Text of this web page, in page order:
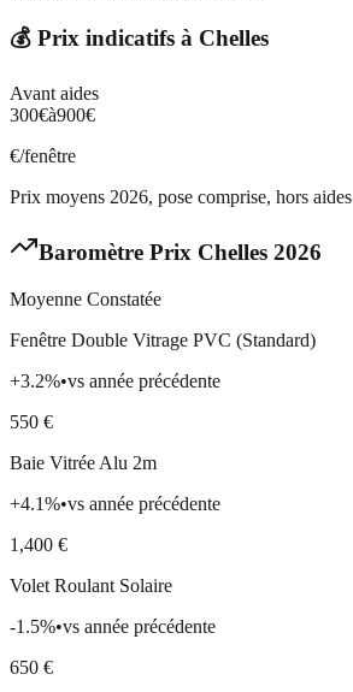
💰 Prix indicatifs à Chelles
Avant aides
300€à900€
€/fenêtre
Prix moyens 2026, pose comprise, hors aides
Baromètre Prix Chelles 2026
Moyenne Constatée
Fenêtre Double Vitrage PVC (Standard)
+3.2%•vs année précédente
550 €
Baie Vitrée Alu 2m
+4.1%•vs année précédente
1,400 €
Volet Roulant Solaire
-1.5%•vs année précédente
650 €